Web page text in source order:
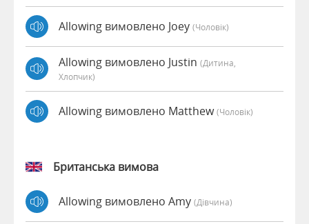
Allowing вимовлено Joey (чоловік)
Allowing вимовлено Justin (дитина,
Хлопчик)
Allowing вимовлено Matthew(чоловік)
Британська вимова
Allowing вимовлено Amy (дівчина)